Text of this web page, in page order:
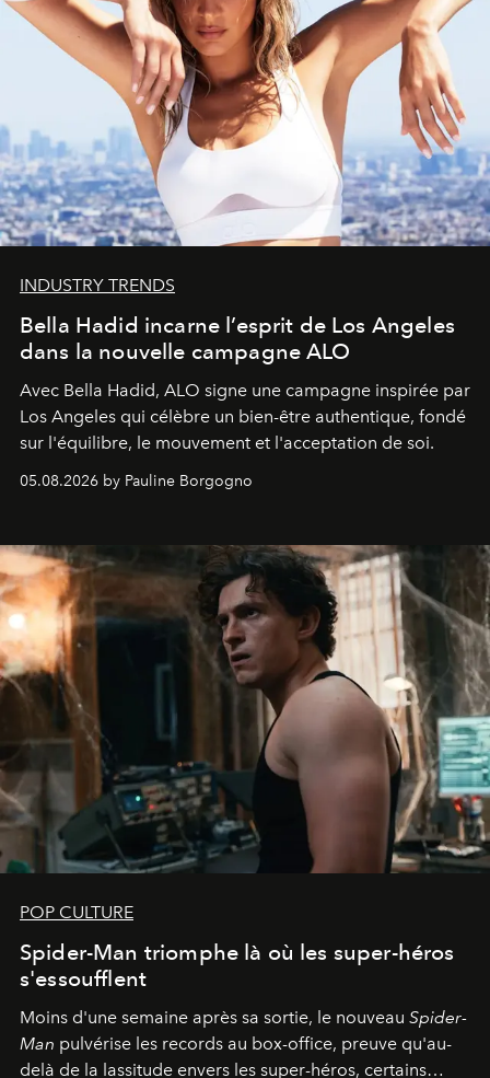
INDUSTRY TRENDS
Bella Hadid incarne l’esprit de Los Angeles
dans la nouvelle campagne ALO
Avec Bella Hadid, ALO signe une campagne inspirée par
Los Angeles qui célèbre un bien-être authentique, fondé
sur l'équilibre, le mouvement et l'acceptation de soi.
05.08.2026 by Pauline Borgogno
POP CULTURE
Spider-Man triomphe là où les super-héros
s'essoufflent
Moins d'une semaine après sa sortie, le nouveau Spider-
Man pulvérise les records au box-office, preuve qu'au-
delà de la lassitude envers les super-héros, certains